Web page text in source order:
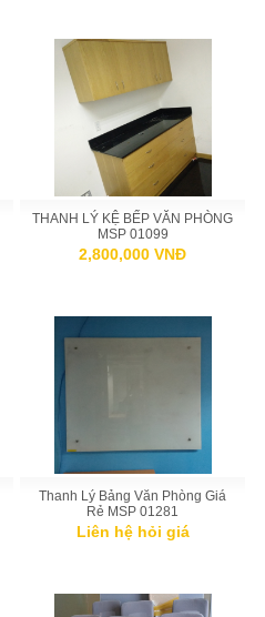
THANH LÝ KỆ BẾP VĂN PHÒNG
MSP 01099
2,800,000 VNĐ
Thanh Lý Bảng Văn Phòng Giá
Rẻ MSP 01281
Liên hệ hỏi giá